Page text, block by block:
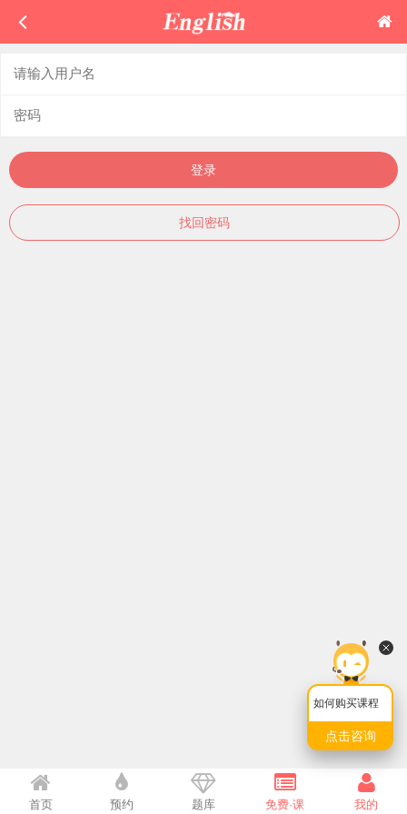
登录
找回密码
如何购买课程
点击咨询
首页 预约 题库 免费·课 我的